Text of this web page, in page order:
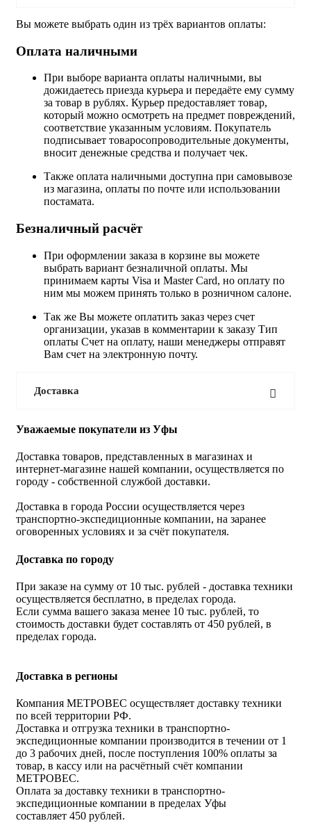
Вы можете выбрать один из трёх вариантов оплаты:
Оплата наличными
При выборе варианта оплаты наличными, вы
дожидаетесь приезда курьера и передаёте ему сумму
за товар в рублях. Курьер предоставляет товар,
который можно осмотреть на предмет повреждений,
соответствие указанным условиям. Покупатель
подписывает товаросопроводительные документы,
вносит денежные средства и получает чек.
Также оплата наличными доступна при самовывозе
из магазина, оплаты по почте или использовании
постамата.
Безналичный расчёт
При оформлении заказа в корзине вы можете
выбрать вариант безналичной оплаты. Мы
принимаем карты Visa и Master Card, но оплату по
ним мы можем принять только в розничном салоне.
Так же Вы можете оплатить заказ через счет
организации, указав в комментарии к заказу Тип
оплаты Счет на оплату, наши менеджеры отправят
Вам счет на электронную почту.
Доставка
Уважаемые покупатели из Уфы
Доставка товаров, представленных в магазинах и
интернет-магазине нашей компании, осуществляется по
городу - собственной службой доставки.
Доставка в города России осуществляется через
транспортно-экспедиционные компании, на заранее
оговоренных условиях и за счёт покупателя.
Доставка по городу
При заказе на сумму от 10 тыс. рублей - доставка техники
осуществляется бесплатно, в пределах города.
Если сумма вашего заказа менее 10 тыс. рублей, то
стоимость доставки будет составлять от 450 рублей, в
пределах города.
Доставка в регионы
Компания МЕТРОВЕС осуществляет доставку техники
по всей территории РФ.
Доставка и отгрузка техники в транспортно-
экспедиционные компании производится в течении от 1
до 3 рабочих дней, после поступления 100% оплаты за
товар, в кассу или на расчётный счёт компании
МЕТРОВЕС.
Оплата за доставку техники в транспортно-
экспедиционные компании в пределах Уфы
составляет 450 рублей.